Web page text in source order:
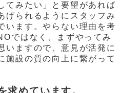
てみたい」と要望があれば
げられるようにスタッフみ
います。やらない理由を考
ではなく、まずやってみ
いますので、意見が活発に
施設の質の向上に繋がって
求めています。